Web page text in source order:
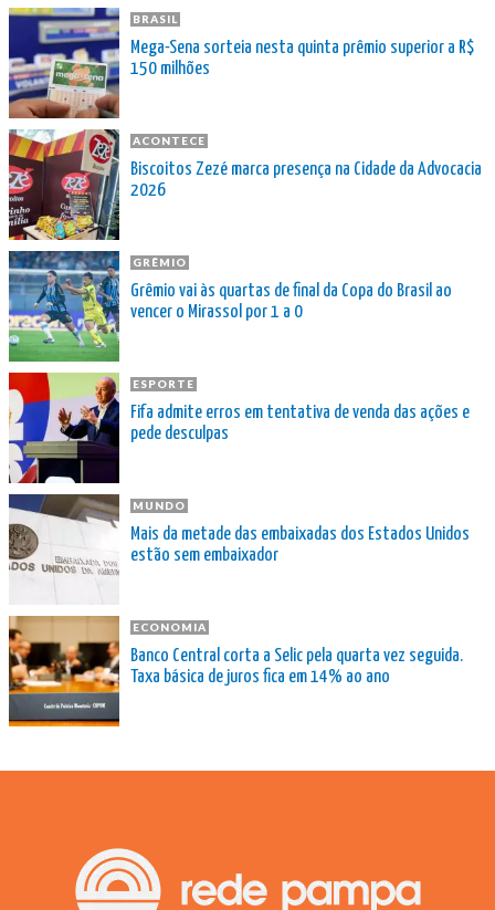
BRASIL
Mega-Sena sorteia nesta quinta prêmio superior a R$
150 milhões
ACONTECE
Biscoitos Zezé marca presença na Cidade da Advocacia
2026
GRÊMIO
Grêmio vai às quartas de final da Copa do Brasil ao
vencer o Mirassol por 1 a 0
ESPORTE
Fifa admite erros em tentativa de venda das ações e
pede desculpas
MUNDO
Mais da metade das embaixadas dos Estados Unidos
estão sem embaixador
ECONOMIA
Banco Central corta a Selic pela quarta vez seguida.
Taxa básica de juros fica em 14% ao ano